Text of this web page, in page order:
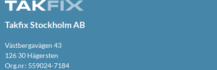
Takfix Stockholm AB
Västbergavägen 43
126 30 Hägersten
Org.nr: 559024-7184